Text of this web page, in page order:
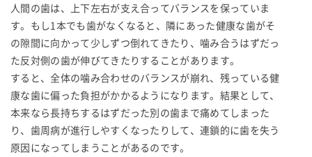
人間の歯は、上下左右が支え合ってバランスを保っていま
す。もし1本でも歯がなくなると、隣にあった健康な歯がそ
の隙間に向かって少しずつ倒れてきたり、噛み合うはずだっ
た反対側の歯が伸びてきたりすることがあります。
すると、全体の噛み合わせのバランスが崩れ、残っている健
康な歯に偏った負担がかかるようになります。結果として、
本来なら長持ちするはずだった別の歯まで痛めてしまった
り、歯周病が進行しやすくなったりして、連鎖的に歯を失う
原因になってしまうことがあるのです。